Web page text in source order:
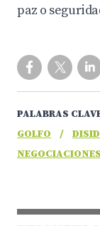
paz o
PALABRAS
GOLFO
/